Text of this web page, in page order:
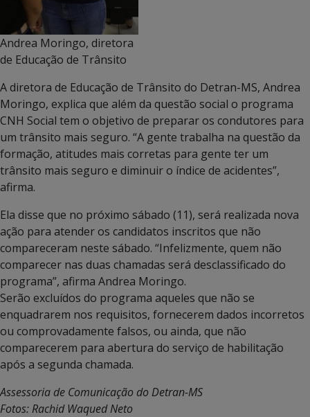
Andrea Moringo, diretora
de Educação de Trânsito
A diretora de Educação de Trânsito do Detran-MS, Andrea
Moringo, explica que além da questão social o programa
CNH Social tem o objetivo de preparar os condutores para
um trânsito mais seguro. “A gente trabalha na questão da
formação, atitudes mais corretas para gente ter um
trânsito mais seguro e diminuir o índice de acidentes”,
afirma.
Ela disse que no próximo sábado (11), será realizada nova
ação para atender os candidatos inscritos que não
compareceram neste sábado. “Infelizmente, quem não
comparecer nas duas chamadas será desclassificado do
programa”, afirma Andrea Moringo.
Serão excluídos do programa aqueles que não se
enquadrarem nos requisitos, fornecerem dados incorretos
ou comprovadamente falsos, ou ainda, que não
comparecerem para abertura do serviço de habilitação
após a segunda chamada.
Assessoria de Comunicação do Detran-MS
Fotos: Rachid Waqued Neto